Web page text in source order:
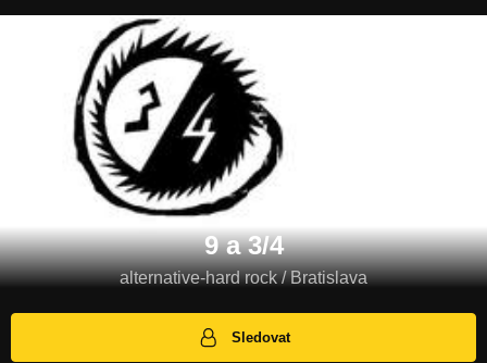
9 a 3/4
alternative-hard rock / Bratislava
Sledovat